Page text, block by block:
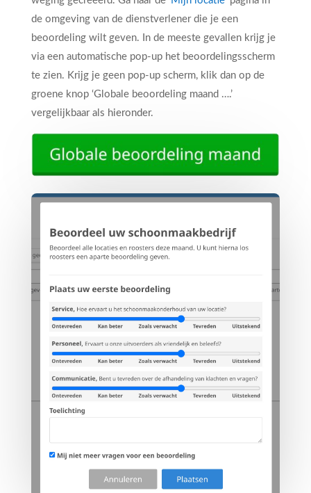
de omgeving van de dienstverlener die je een
beoordeling wilt geven. In de meeste gevallen krijg je
via een automatische pop-up het beoordelingsscherm
te zien. Krijg je geen pop-up scherm, klik dan op de
groene knop ‘Globale beoordeling maand ….’
vergelijkbaar als hieronder.